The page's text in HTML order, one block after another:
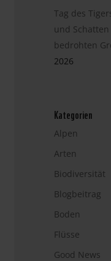
Tag des
und
bedrohten
2026
Kategorien
Alpen
Arten
Biodiversität
Blogbeitrag
Boden
Flüsse
Good News